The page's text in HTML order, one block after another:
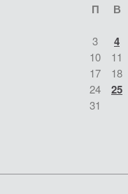
П В
3 4
10
11
17
18
24
25
31